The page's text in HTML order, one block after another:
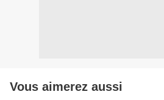
Vous aimerez aussi